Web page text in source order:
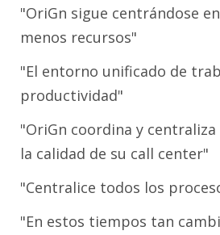
"OriGn sigue centrándose
menos recursos"
"El entorno unificado de
productividad"
"OriGn coordina y
la calidad de su call center"
"Centralice todos los
"En estos tiempos tan